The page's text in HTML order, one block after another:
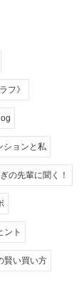
フ》
ションと私
の先輩に聞く！
ント
賢い買い方